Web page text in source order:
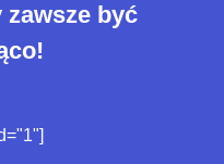
zawsze być